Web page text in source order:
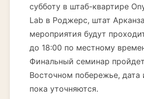
субботу в штаб-квартире
Lab в Роджерс, штат
мероприятия будут
до 18:00 по местному
Финальный семинар
Восточном побережье, дата
пока уточняются.